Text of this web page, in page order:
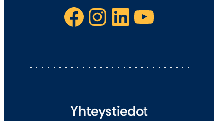
Facebook Instagram LinkedIn YouTube
Yhteystiedot